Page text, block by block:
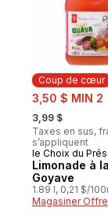
Coup de cœur
sale:
3,50 $ MIN 2
, formerly:
3,99 $
Taxes en sus,
s’appliquent
Coup de
le Choix du
Limonade à la
Goyave
1.89 l, 0,21 $/
Magasiner Offre